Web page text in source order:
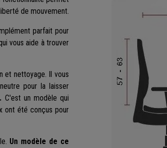
de mouvement.
parfait pour
vous aide à trouver
et nettoyage. Il vous
pour la laisser
C'est un modèle qui
ont été conçus pour
Un modèle de ce